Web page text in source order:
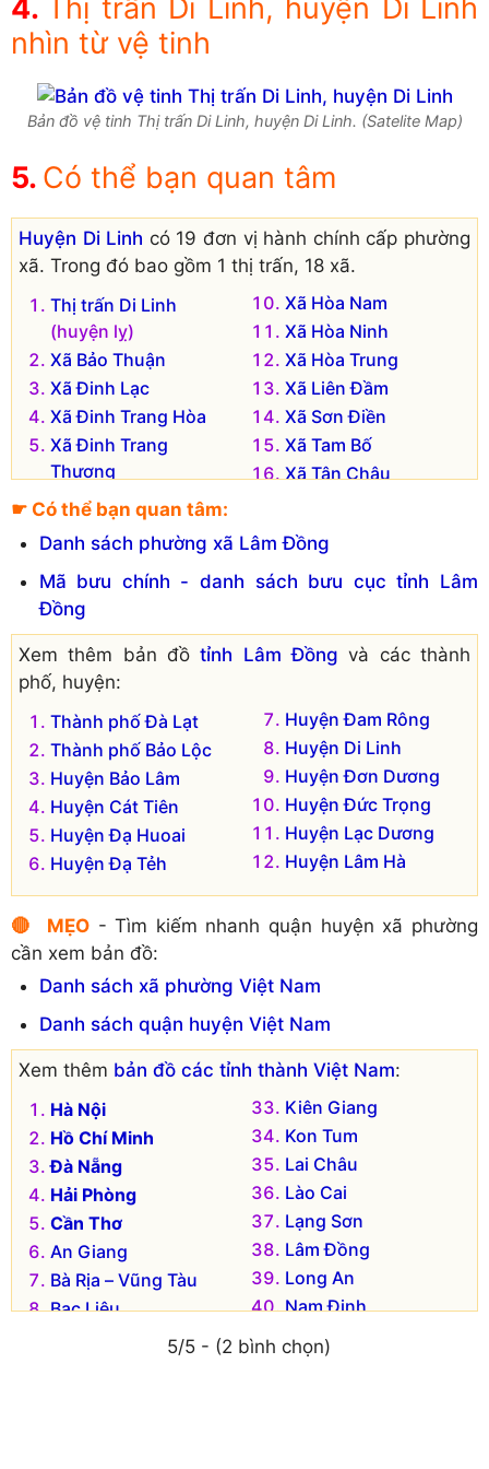
Thị trấn Di Linh, huyện Di Linh
nhìn từ vệ tinh
Bản đồ vệ tinh Thị trấn Di Linh, huyện Di Linh. (Satelite Map)
Có thể bạn quan tâm
Huyện Di Linh có 19 đơn vị hành chính cấp phường
xã. Trong đó bao gồm 1 thị trấn, 18 xã.
Thị trấn Di Linh
(huyện lỵ)
Xã Bảo Thuận
Xã Đinh Lạc
Xã Đinh Trang Hòa
Xã Đinh Trang
Thượng
Xã Gia Bắc
Xã Gung Ré
Xã Hòa Bắc
Xã Hòa Nam
Xã Hòa Ninh
Xã Hòa Trung
Xã Liên Đầm
Xã Sơn Điền
Xã Tam Bố
Xã Tân Châu
Xã Tân Nghĩa
Xã Tân Thượng
☛ Có thể bạn quan tâm:
Danh sách phường xã Lâm Đồng
Mã bưu chính - danh sách bưu cục tỉnh Lâm
Đồng
Xem thêm bản đồtỉnh Lâm Đồng và các thành
phố, huyện:
Thành phố Đà Lạt
Thành phố Bảo Lộc
Huyện Bảo Lâm
Huyện Cát Tiên
Huyện Đạ Huoai
Huyện Đạ Tẻh
Huyện Đam Rông
Huyện Di Linh
Huyện Đơn Dương
Huyện Đức Trọng
Huyện Lạc Dương
Huyện Lâm Hà
🔴 MẸO- Tìm kiếm nhanh quận huyện xã phường
cần xem bản đồ:
Danh sách xã phường Việt Nam
Danh sách quận huyện Việt Nam
Xem thêm bản đồ các tỉnh thành Việt Nam:
Hà Nội
Hồ Chí Minh
Đà Nẵng
Hải Phòng
Cần Thơ
An Giang
Bà Rịa – Vũng Tàu
Bạc Liêu
Kiên Giang
Kon Tum
Lai Châu
Lào Cai
Lạng Sơn
Lâm Đồng
Long An
Nam Định
Nghệ An
Ninh Bình
5/5 - (2 bình chọn)